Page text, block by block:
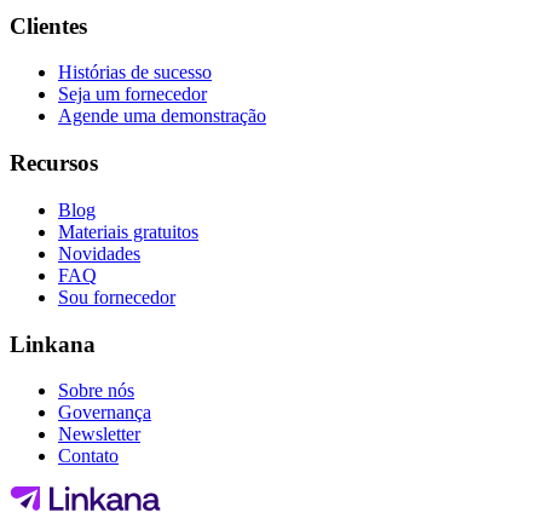
Clientes
Histórias de sucesso
Seja um fornecedor
Agende uma demonstração
Recursos
Blog
Materiais gratuitos
Novidades
FAQ
Sou fornecedor
Linkana
Sobre nós
Governança
Newsletter
Contato